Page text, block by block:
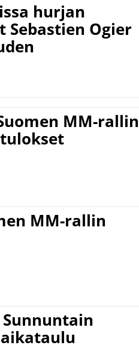
hurjan
Sebastien Ogier
MM-rallin
MM-rallin
Sunnuntain